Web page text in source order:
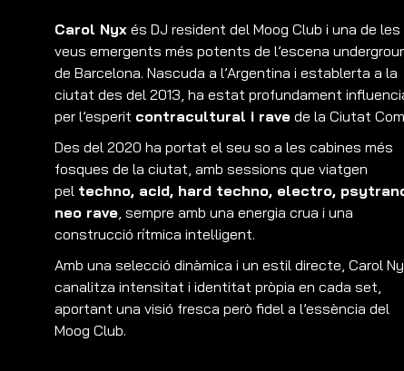
Carol Nyx és DJ resident del Moog Club i una de les
veus emergents més potents de l’escena
de Barcelona. Nascuda a l’Argentina i establerta a la
ciutat des del 2013, ha estat profundament
per l’esperit contracultural i rave de la Ciutat
Des del 2020 ha portat el seu so a les cabines més
fosques de la ciutat, amb sessions que viatgen
pel techno, acid, hard techno, electro,
neo rave, sempre amb una energia crua i una
construcció rítmica intel·ligent.
Amb una selecció dinàmica i un estil directe, Carol
canalitza intensitat i identitat pròpia en cada set,
aportant una visió fresca però fidel a l’essència del
Moog Club.